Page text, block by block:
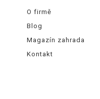
O firmě
Blog
Magazín zahrada
Kontakt